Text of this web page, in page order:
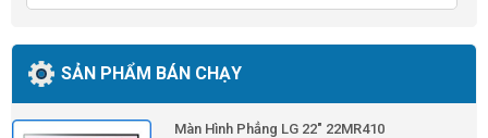
SẢN PHẨM BÁN CHẠY
Màn Hình Phẳng LG 22" 22MR410